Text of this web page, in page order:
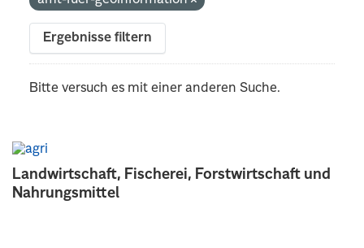
Landwirtschaft, Fischerei, Forstwirtschaft und
Nahrungsmittel
Ergebnisse filtern
Bitte versuch es mit einer anderen Suche.